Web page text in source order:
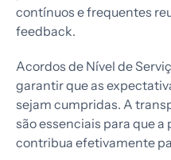
contínuos e frequentes
feedback.
Acordos de Nível de
garantir que as
sejam cumpridas. A
são essenciais para que
contribua efetivamente